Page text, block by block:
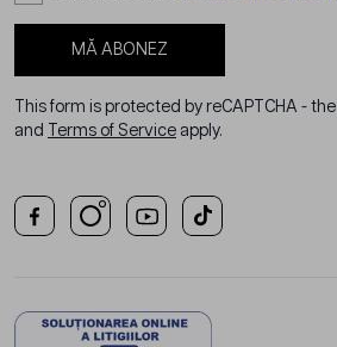
MĂ ABONEZ
This form is protected by reCAPTCHA - the
and
Terms of Service apply.